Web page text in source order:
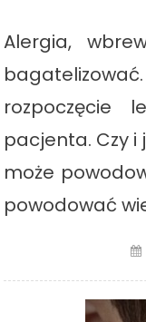
Alergia,
rozpoczęcie
pacjenta. Czy i
może
powodować